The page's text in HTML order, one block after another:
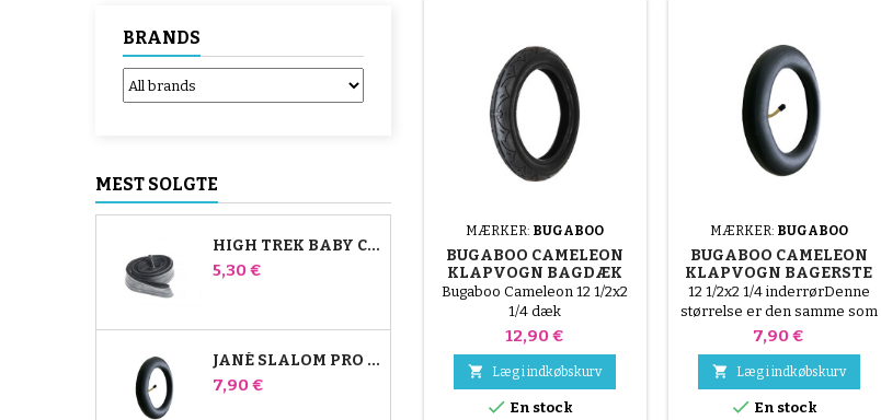
BRANDS
MEST SOLGTE
HIGH TREK BABY COMFORT INDERSLANGE
Pris
5,30 €
JANÉ SLALOM PRO OG POWERTWIN KLAPVOGNS INDERRØR
Pris
7,90 €
MÆRKER: BUGABOO
BUGABOO CAMELEON
KLAPVOGN BAGDÆK
Bugaboo Cameleon 12 1/2x2
1/4 dæk
Pris
12,90 €
 Læg i indkøbskurv
 En stock
MÆRKER: BUGABOO
BUGABOO CAMELEON
KLAPVOGN BAGERSTE
INDERRØR
12 1/2x2 1/4 inderrørDenne
størrelse er den samme som
12x1,125-2,25
Pris
7,90 €
 Læg i indkøbskurv
 En stock